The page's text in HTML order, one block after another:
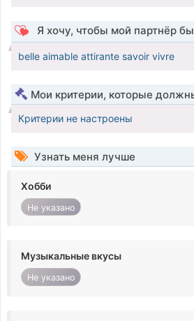
Я хочу, чтобы мой партнёр
belle aimable attirante savoir vivre
Мои критерии, которые
Критерии не настроены
Узнать меня лучше
Хобби
Не указано
Музыкальные вкусы
Не указано